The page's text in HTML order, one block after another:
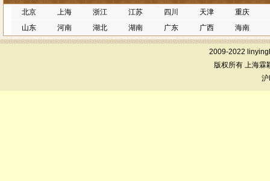
北京
上海 浙江 江苏 四川 天津
重庆
山东
河南 湖北 湖南 广东 广西 海南
2009-2022
版权所有 上海霖